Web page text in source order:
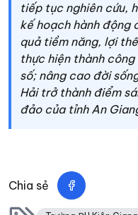
tiếp tục nghiên cứu,
kế hoạch hành động
quả tiềm năng, lợi
thực hiện thành
số; nâng cao đời
Hải trở thành điểm
đảo của tỉnh An
Chia sẻ